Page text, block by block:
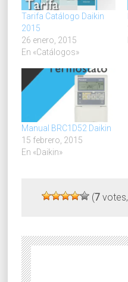
Tarifa Catálogo Daikin
2015
26 enero, 2015
En «Catálogos»
Manual BRC1D52 Daikin
15 febrero, 2015
En «Daikin»
(7